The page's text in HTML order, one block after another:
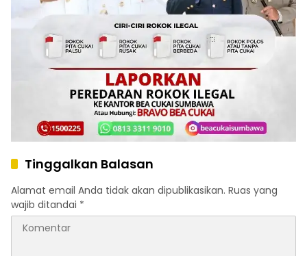
Tinggalkan Balasan
Alamat email Anda tidak akan dipublikasikan. Ruas yang
wajib ditandai *